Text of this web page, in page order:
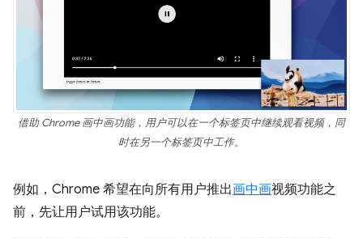
借助 Chrome 画中画功能，用户可以在一个标签页中继续观看视频，同
时在另一个标签页中工作。
例如，Chrome 希望在向所有用户推出画中画视频功能之
前，先让用户试用该功能。